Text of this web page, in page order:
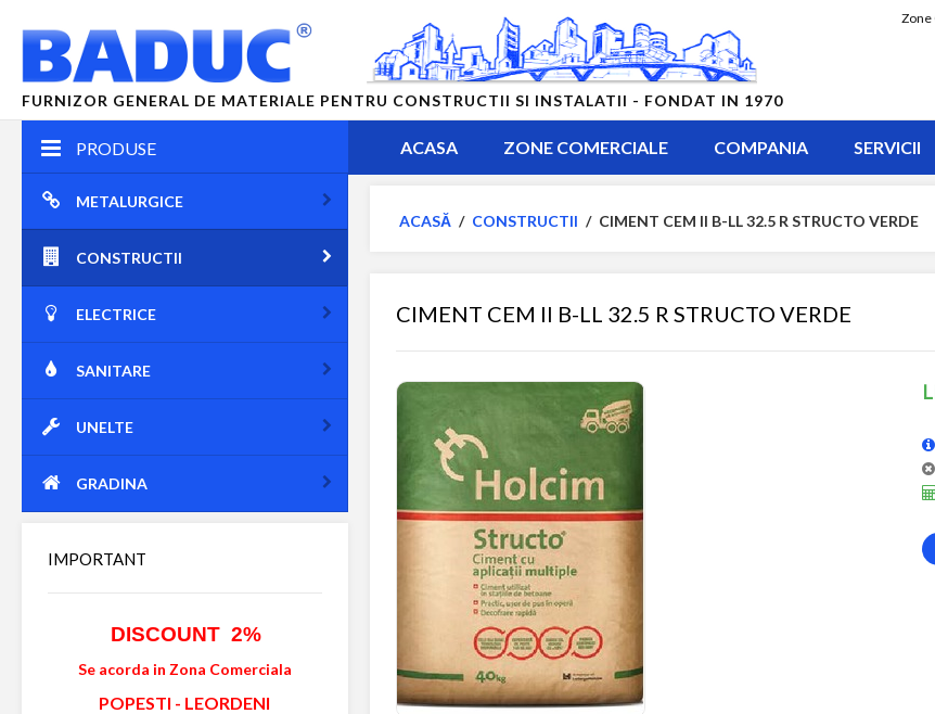
FURNIZOR GENERAL DE MATERIALE PENTRU CONSTRUCTII SI INSTALATII - FONDAT IN 1970
Zone
PRODUSE
METALURGICE
CONSTRUCTII
ELECTRICE
SANITARE
UNELTE
GRADINA
IMPORTANT
DISCOUNT 2%
Se acorda in Zona Comerciala
POPESTI - LEORDENI
ACASA ZONE COMERCIALE COMPANIA SERVICII
ACASĂ / CONSTRUCTII / CIMENT CEM II B-LL 32.5 R STRUCTO VERDE
CIMENT CEM II B-LL 32.5 R STRUCTO VERDE